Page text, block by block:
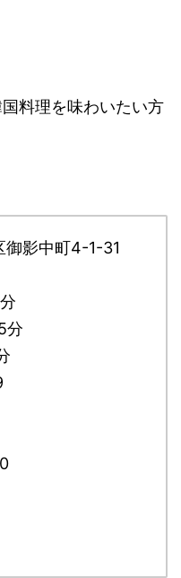
料理を味わいたい方
御影中町4-1-31
分